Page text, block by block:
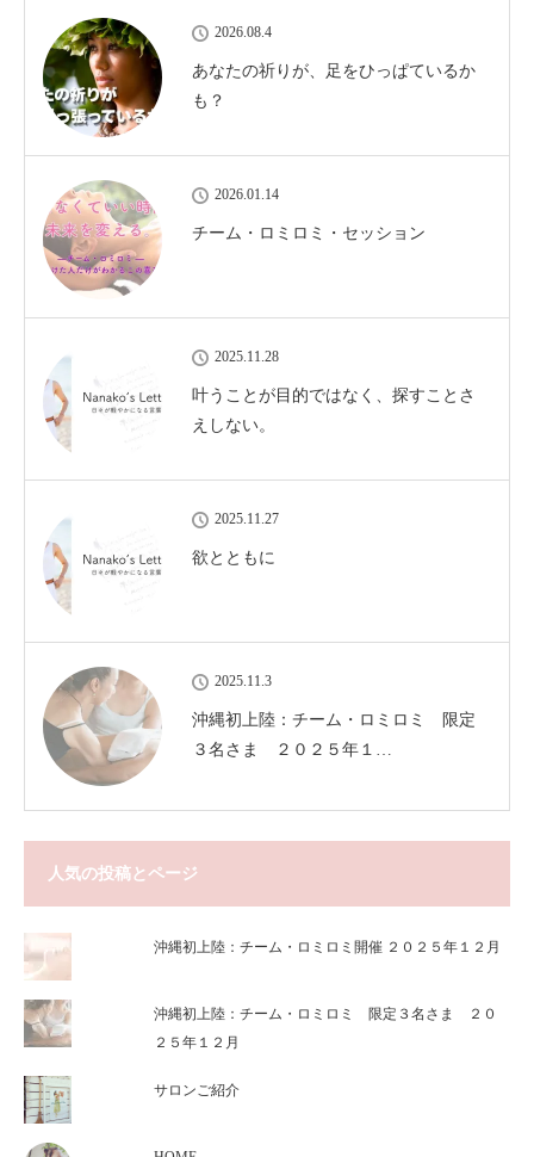
2026.08.4
あなたの祈りが、足をひっぱているか
も？
2026.01.14
チーム・ロミロミ・セッション
2025.11.28
叶うことが目的ではなく、探すことさ
えしない。
2025.11.27
欲とともに
2025.11.3
沖縄初上陸：チーム・ロミロミ 限定
３名さま ２０２５年１…
人気の投稿とページ
沖縄初上陸：チーム・ロミロミ開催 ２０２５年１２月
沖縄初上陸：チーム・ロミロミ 限定３名さま ２０
２５年１２月
サロンご紹介